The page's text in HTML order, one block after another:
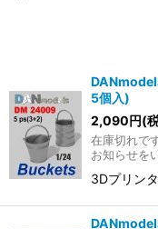
並び順:
5個入)
2,090円(
在庫切れで
お知らせを
3Dプリン